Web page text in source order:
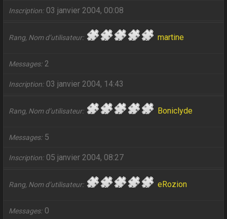
Inscription 03 janvier 2004, 00:08
Rang, Nom d’utilisateur martine
Messages 2
Inscription 03 janvier 2004, 14:43
Rang, Nom d’utilisateur Boniclyde
Messages 5
Inscription 05 janvier 2004, 08:27
Rang, Nom d’utilisateur eRozion
Messages 0